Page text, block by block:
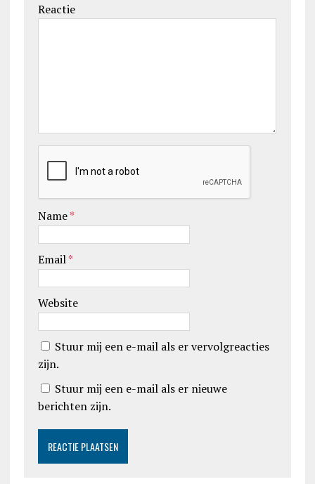
Reactie
Name*
Email*
Website
Stuur mij een e-mail als er vervolgreacties
zijn.
Stuur mij een e-mail als er nieuwe
berichten zijn.